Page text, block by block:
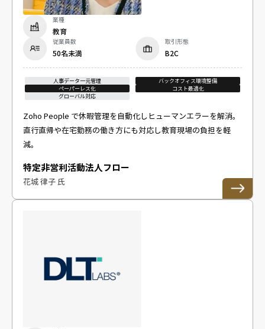
業種
教育
従業員数
50名未満
取引形態
B2C
人事データ一元管理
バックオフィス環境整備
ペーパーレス化
コスト最適化
グローバル対応
Zoho People で休暇管理を自動化しヒューマンエラーを解消。
直行直帰や在宅勤務の働き方にも対応し教育現場の負担を軽
減。
特定非営利活動法人フロー
花城 律子 氏